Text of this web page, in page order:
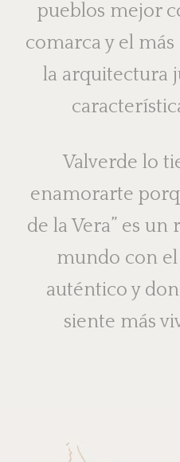
pueblos mejor
comarca y el
la arquitectura
Valverde lo
enamorarte
de la Vera” es
mundo con
auténtico y
siente más